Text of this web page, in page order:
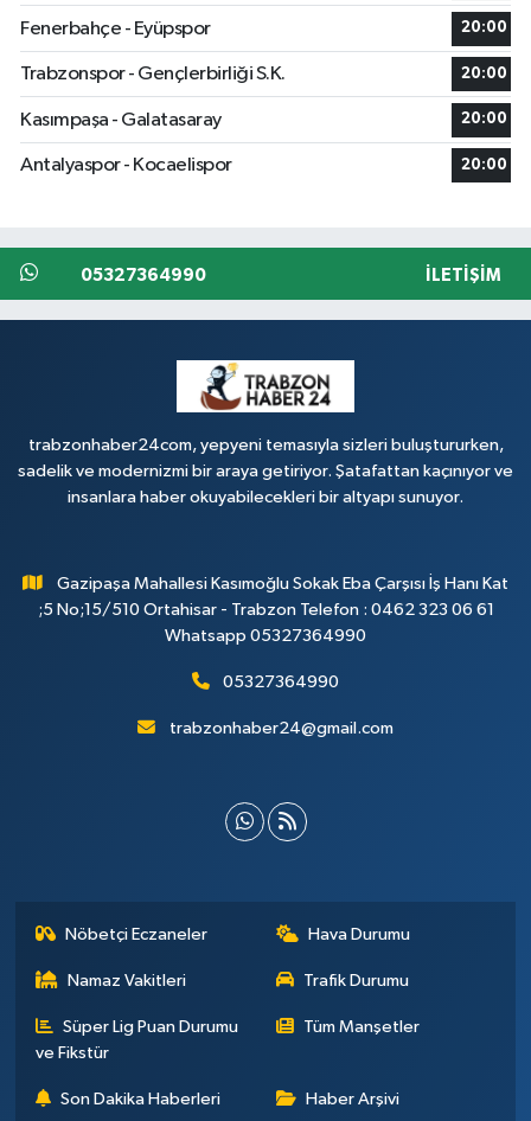
Fenerbahçe - Eyüpspor 20:00
Trabzonspor - Gençlerbirliği S.K. 20:00
Kasımpaşa - Galatasaray 20:00
Antalyaspor - Kocaelispor 20:00
05327364990 İLETIŞIM
trabzonhaber24com, yepyeni temasıyla sizleri buluştururken,
sadelik ve modernizmi bir araya getiriyor. Şatafattan kaçınıyor ve
insanlara haber okuyabilecekleri bir altyapı sunuyor.
Gazipaşa Mahallesi Kasımoğlu Sokak Eba Çarşısı İş Hanı Kat
;5 No;15/510 Ortahisar - Trabzon Telefon : 0462 323 06 61
Whatsapp 05327364990
05327364990
trabzonhaber24@gmail.com
Nöbetçi Eczaneler Hava Durumu
Namaz Vakitleri Trafik Durumu
Süper Lig Puan Durumu
ve Fikstür
Tüm Manşetler
Son Dakika Haberleri Haber Arşivi